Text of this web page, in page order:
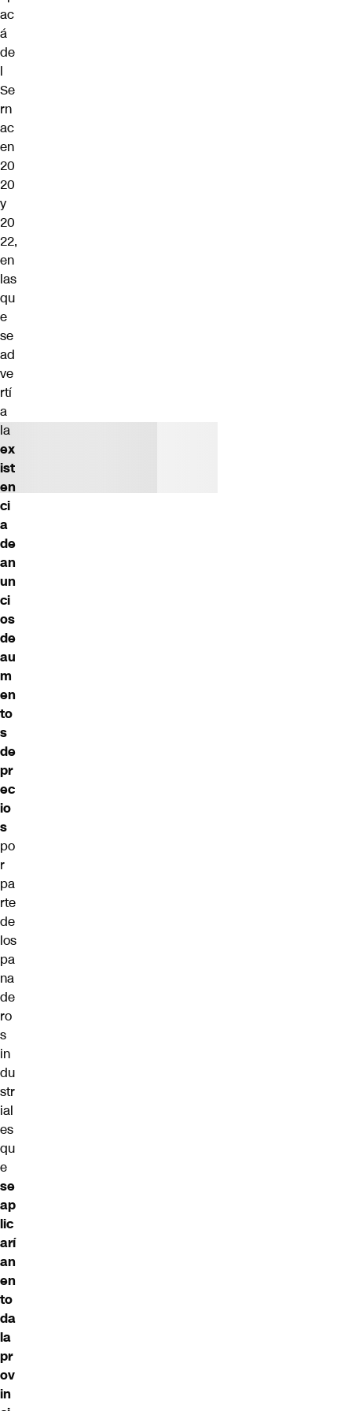
ac
á
de
l
Se
rn
ac
en
20
20
y
20
22,
en
las
qu
e
se
ad
ve
rtí
a
la
ex
ist
en
ci
a
de
an
un
ci
os
de
au
m
en
to
s
de
pr
ec
io
s
po
r
pa
rte
de
los
pa
na
de
ro
s
in
du
str
ial
es
qu
e
se
ap
lic
arí
an
en
to
da
la
pr
ov
in